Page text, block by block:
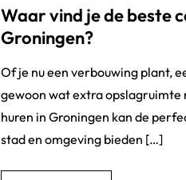
Waar vind je de beste
Groningen?
Of je nu een verbouwing plant,
gewoon wat extra opslagruimte
huren in Groningen kan de
stad en omgeving bieden […]